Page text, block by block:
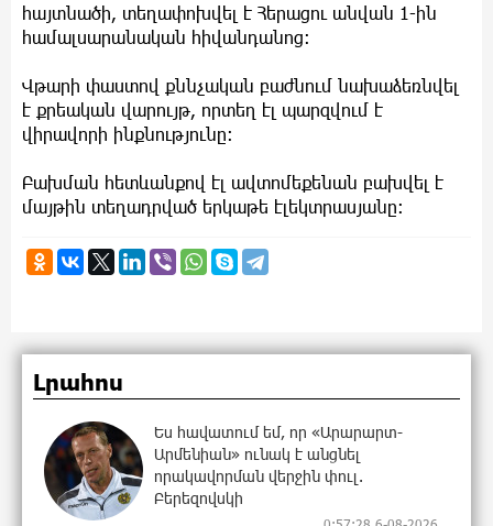
հայտնածի, տեղափոխվել է Հերացու անվան 1-ին
համալսարանական հիվանդանոց:
Վթարի փաստով քննչական բաժնում նախաձեռնվել
է քրեական վարույթ, որտեղ էլ պարզվում է
վիրավորի ինքնությունը:
Բախման հետևանքով էլ ավտոմեքենան բախվել է
մայթին տեղադրված երկաթե էլեկտրասյանը:
Լրահոս
Ես հավատում եմ, որ «Արարարտ-
Արմենիան» ունակ է անցնել
որակավորման վերջին փուլ.
Բերեզովսկի